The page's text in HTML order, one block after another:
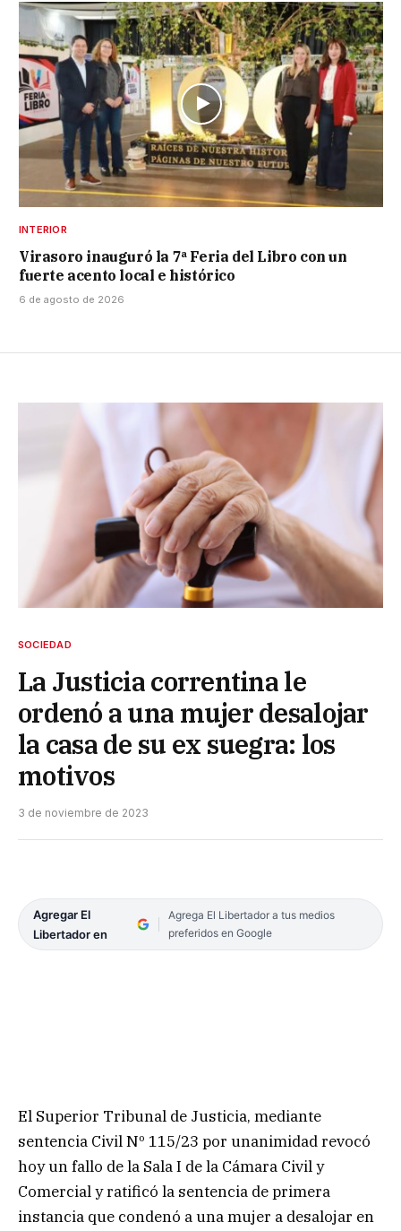
INTERIOR
Virasoro inauguró la 7ª Feria del Libro con un
fuerte acento local e histórico
6 de agosto de 2026
SOCIEDAD
La Justicia correntina le
ordenó a una mujer desalojar
la casa de su ex suegra: los
motivos
3 de noviembre de 2023
Agregar El
Libertador en
Agrega El Libertador a tus medios
preferidos en Google
El Superior Tribunal de Justicia, mediante
sentencia Civil Nº 115/23 por unanimidad revocó
hoy un fallo de la Sala I de la Cámara Civil y
Comercial y ratificó la sentencia de primera
instancia que condenó a una mujer a desalojar en